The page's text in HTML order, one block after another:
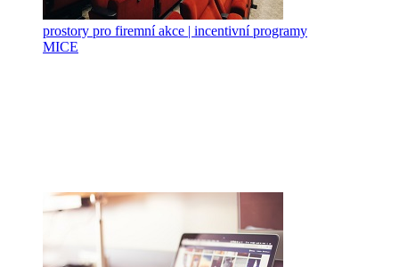
prostory pro firemní akce | incentivní programy
MICE